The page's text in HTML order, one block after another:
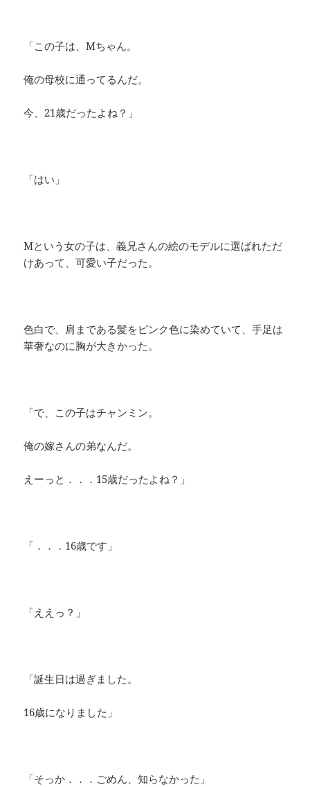
「この子は、Mちゃん。
俺の母校に通ってるんだ。
今、21歳だったよね？」
「はい」
Mという女の子は、義兄さんの絵のモデルに選ばれただ
けあって、可愛い子だった。
色白で、肩まである髪をピンク色に染めていて、手足は
華奢なのに胸が大きかった。
「で、この子はチャンミン。
俺の嫁さんの弟なんだ。
えーっと．．．15歳だったよね？」
「．．．16歳です」
「ええっ？」
「誕生日は過ぎました。
16歳になりました」
「そっか．．．ごめん、知らなかった」